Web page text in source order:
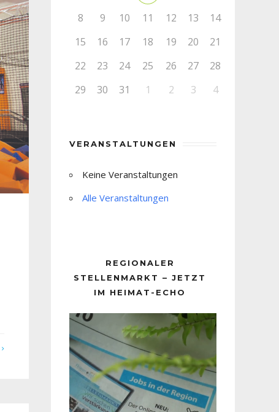
8
9 10 11 12 13
14
15
16 17 18 19 20
21
22
23 24 25 26 27
28
29
30 31 1 2 3 4
VERANSTALTUNGEN
Keine Veranstaltungen
Alle Veranstaltungen
REGIONALER
STELLENMARKT – JETZT
IM HEIMAT-ECHO
Player